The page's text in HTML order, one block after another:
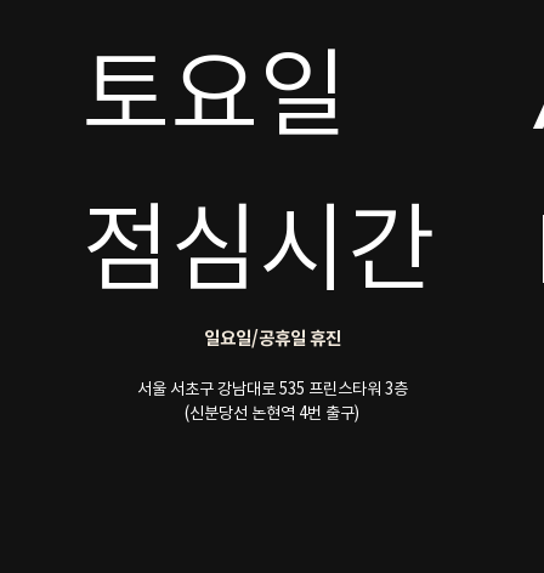
토요일
점심시간
일요일/공휴일 휴진
서울 서초구 강남대로 535 프린스타워 3층
(신분당선 논현역 4번 출구)